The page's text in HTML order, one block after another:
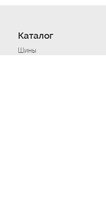
Каталог
Шины